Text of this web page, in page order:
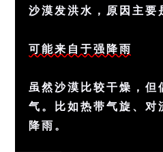
沙漠发洪水，原因主
可能来自于强降雨
虽然沙漠比较干燥，但
气。比如热带气旋、对
降雨。